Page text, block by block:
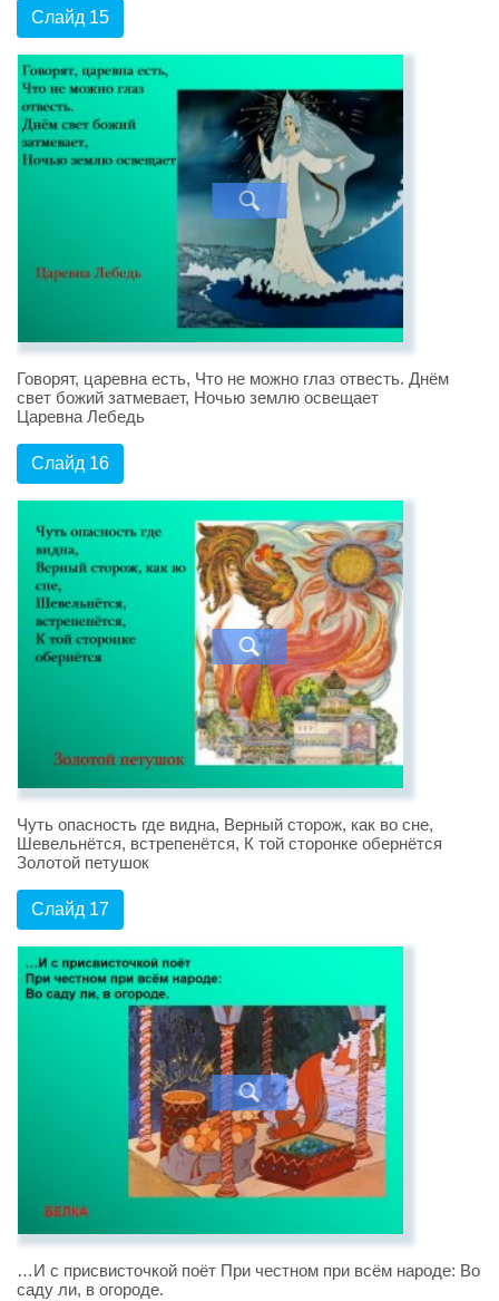
Слайд 15
Говорят, царевна есть, Что не можно глаз отвесть. Днём
свет божий затмевает, Ночью землю освещает
Царевна Лебедь
Слайд 16
Чуть опасность где видна, Верный сторож, как во сне,
Шевельнётся, встрепенётся, К той сторонке обернётся
Золотой петушок
Слайд 17
…И с присвисточкой поёт При честном при всём народе: Во
саду ли, в огороде.